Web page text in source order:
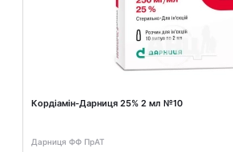
Кордіамін-Дарниця 25% 2 мл №10
Дарниця ФФ ПрАТ